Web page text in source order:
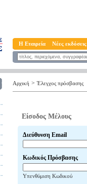
Η Εταιρεία Νέες εκδόσεις
Αρχική > Έλεγχος πρόσβασης
Είσοδος Μέλους
Διεύθυνση Email
Κωδικός Πρόσβασης
Υπενθύμιση Κωδικού